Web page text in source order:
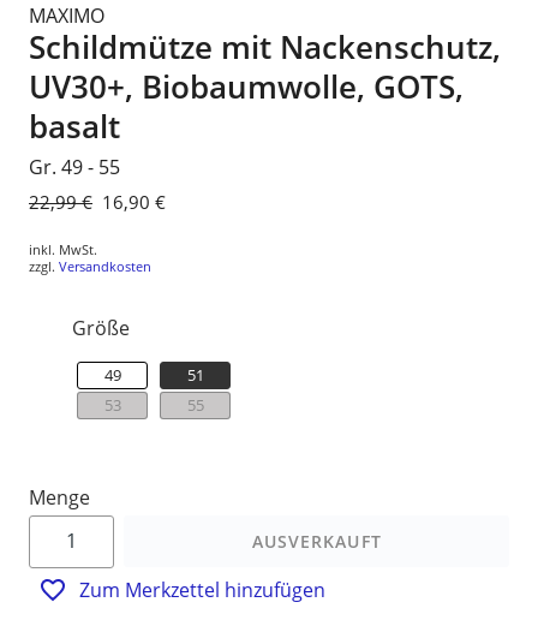
MAXIMO
Schildmütze mit Nackenschutz,
UV30+, Biobaumwolle, GOTS,
basalt
Gr. 49 - 55
Normaler
22,99 € Sonderpreis
16,90 €
inkl. MwSt.
zzgl. Versandkosten
Größe
49
51
53
55
Menge
AUSVERKAUFT
Zum Merkzettel hinzufügen